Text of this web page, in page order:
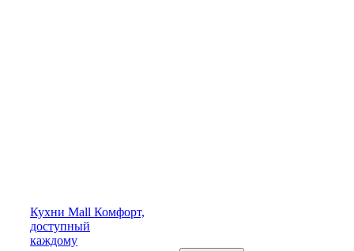
Кухни Mall Комфорт,
доступный
каждому